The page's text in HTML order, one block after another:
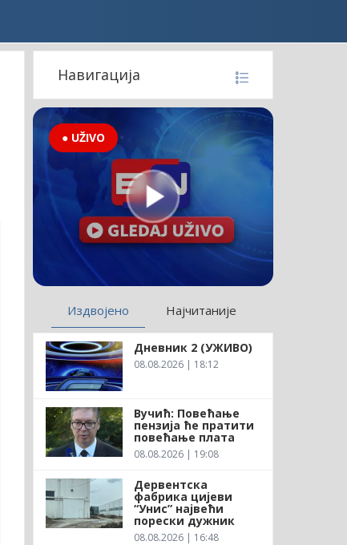
Навигација
● UŽIVO
Издвојено Најчитаније
Дневник 2 (УЖИВО)
08.08.2026 | 18:12
Вучић: Повећање
пензија ће пратити
повећање плата
08.08.2026 | 19:08
Дервентска
фабрика цијеви
“Унис” највећи
порески дужник
08.08.2026 | 16:48